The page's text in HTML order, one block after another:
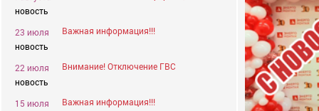
новость
23 июля
новость
Важная информация!!!
22 июля
новость
Внимание! Отключение ГВС
15 июля
Важная информация!!!